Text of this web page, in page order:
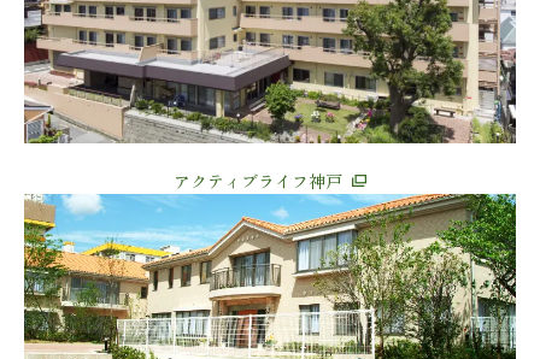
アクティブライフ神戸